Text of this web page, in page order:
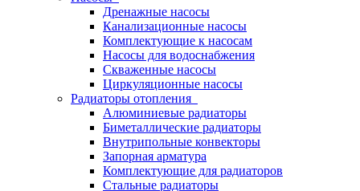
Дренажные насосы
Канализационные насосы
Комплектующие к насосам
Насосы для водоснабжения
Скваженные насосы
Циркуляционные насосы
Радиаторы отопления
Алюминиевые радиаторы
Биметаллические радиаторы
Внутрипольные конвекторы
Запорная арматура
Комплектующие для радиаторов
Стальные радиаторы